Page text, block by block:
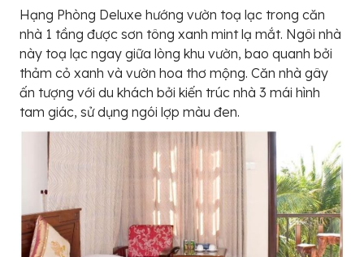
Hạng Phòng Deluxe hướng vườn toạ lạc trong căn
nhà 1 tầng được sơn tông xanh mint lạ mắt. Ngôi nhà
này toạ lạc ngay giữa lòng khu vườn, bao quanh bởi
thảm cỏ xanh và vườn hoa thơ mộng. Căn nhà gây
ấn tượng với du khách bởi kiến trúc nhà 3 mái hình
tam giác, sử dụng ngói lợp màu đen.